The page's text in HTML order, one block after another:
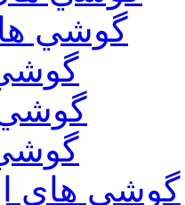
گوشي
گوشي
گوشي هاي